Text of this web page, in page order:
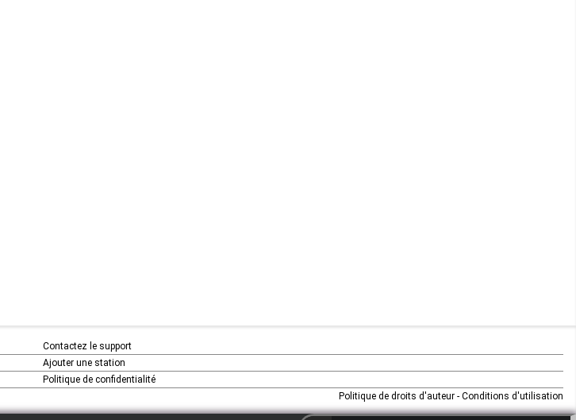
Rd Congo
Contactez le support
Ajouter une station
Politique de confidentialité
Politique de droits d'auteur - Conditions d'utilisation